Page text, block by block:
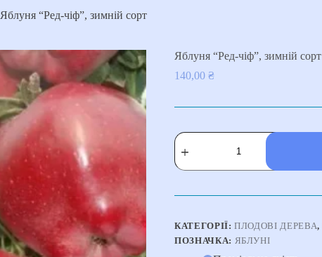
Яблуня “Ред-чіф”, зимній сорт
Яблуня “Ред-чіф”, зимній сорт
140,00 ₴
Яблуня
"Ред-
чіф",
зимній
кількість
КАТЕГОРІЇ:ПЛОДОВІ ДЕРЕВА,
ПОЗНАЧКА: ЯБЛУНІ